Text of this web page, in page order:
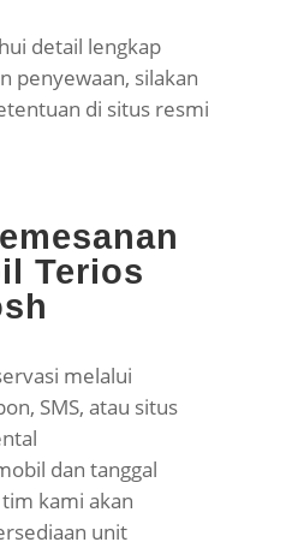
detail lengkap
penyewaan, silakan
di situs resmi
Terios
melalui
SMS, atau situs
dan tanggal
kami akan
unit